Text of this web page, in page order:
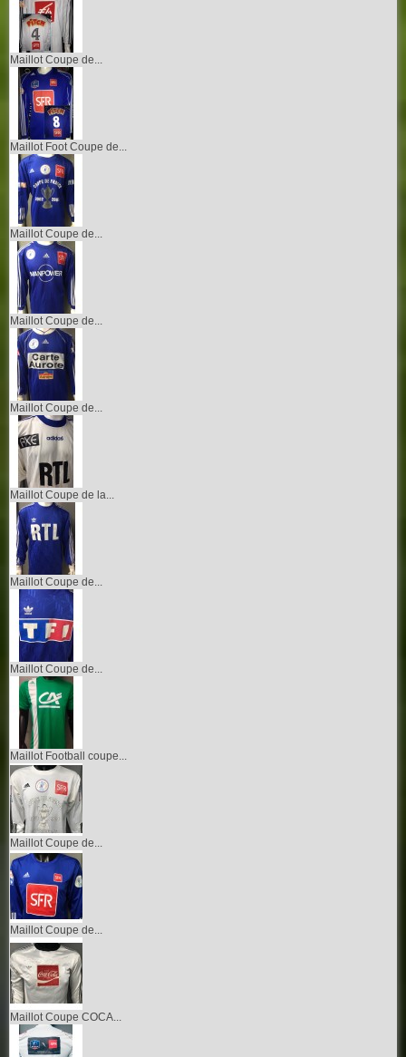
Maillot Coupe de...
Maillot Foot Coupe de...
Maillot Coupe de...
Maillot Coupe de...
Maillot Coupe de...
Maillot Coupe de la...
Maillot Coupe de...
Maillot Coupe de...
Maillot Football coupe...
Maillot Coupe de...
Maillot Coupe de...
Maillot Coupe COCA...